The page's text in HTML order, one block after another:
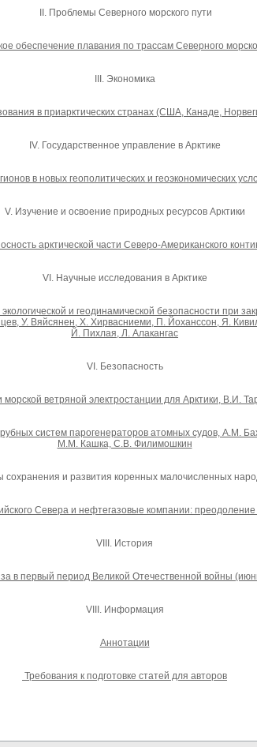
II. Проблемы Северного морского пути
обеспечение плавания по трассам Северного
III. Экономика
в приарктических странах (США, Канаде,
IV. Государственное управление в Арктике
в новых геополитических и геоэкономических
V. Изучение и освоение природных ресурсов Арктики
арктической части Северо-Американского
VI. Научные исследования в Арктике
и геодинамической безопасности при
У. Вяйсянен, Х. Хирвасниеми, П. Йоханссон, Я.
Й. Пихлая, Л. Алакангас
VI. Безопасность
морской ветряной электростанции для Арктики, В.И.
систем парогенераторов атомных судов, А.М.
М.М. Кашка, С.В. Филимошкин
сохранения и развития коренных малочисленных
Севера и нефтегазовые компании:
VIII. История
в первый период Великой Отечественной войны
VIII. Информация
Аннотации
Требования к подготовке статей для авторов